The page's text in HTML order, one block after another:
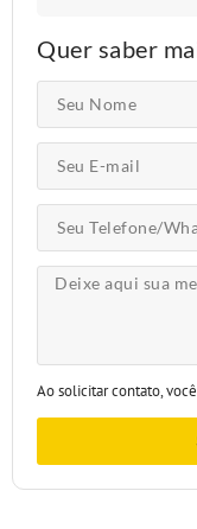
Quer saber
Ao solicitar contato,